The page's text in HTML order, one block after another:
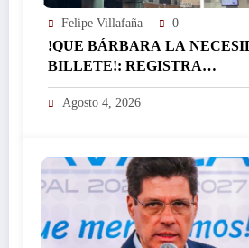
Felipe Villafaña 0
!QUE BÁRBARA LA
BILLETE!: REGISTRA
EL ICTSGEM MÁS DE 400
UN DÍA…
Agosto 4, 2026